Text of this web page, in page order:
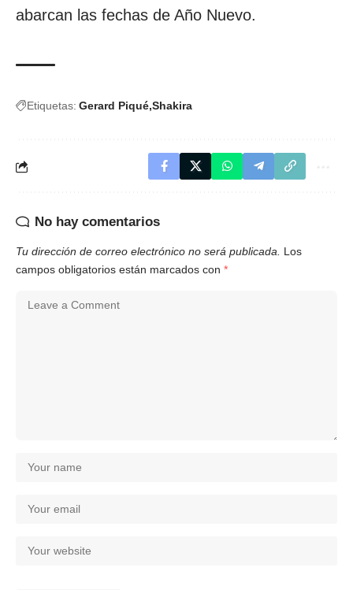
abarcan las fechas de Año Nuevo.
Etiquetas: Gerard Piqué Shakira
No hay comentarios
Tu dirección de correo electrónico no será publicada.
Los
campos obligatorios están marcados con *